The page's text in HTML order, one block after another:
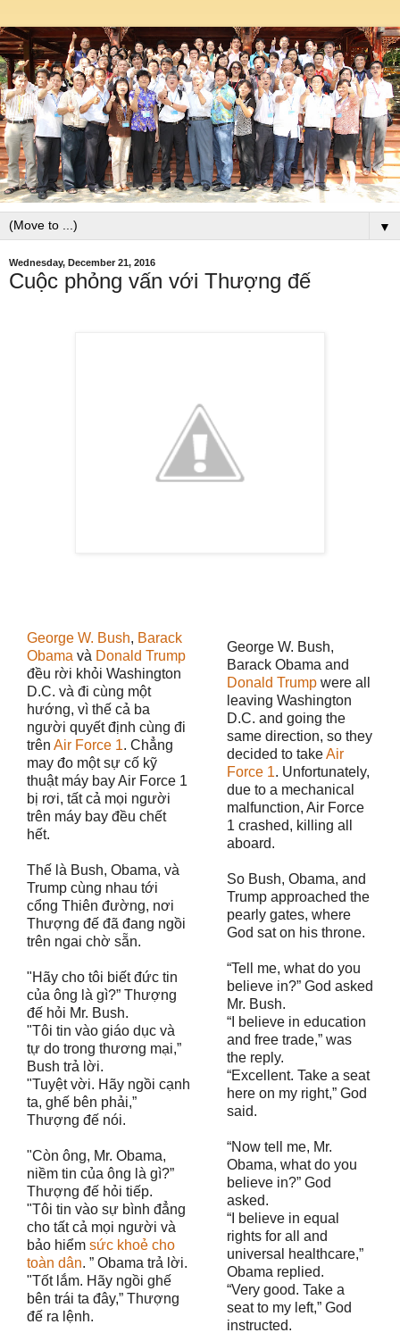
▼
Wednesday, December 21, 2016
Cuộc phỏng vấn với Thượng đế
George W. Bush, Barack
Obama và Donald Trump
đều rời khỏi Washington
D.C. và đi cùng một
hướng, vì thế cả ba
người quyết định cùng đi
trên Air Force 1. Chẳng
may đo một sự cố kỹ
thuật máy bay Air Force 1
bị rơi, tất cả mọi người
trên máy bay đều chết
hết.
Thế là Bush, Obama, và
Trump cùng nhau tới
cổng Thiên đường, nơi
Thượng đế đã đang ngồi
trên ngai chờ sẵn.
"Hãy cho tôi biết đức tin
của ông là gì?” Thượng
đế hỏi Mr. Bush.
"Tôi tin vào giáo dục và
tự do trong thương mại,”
Bush trả lời.
"Tuyệt vời. Hãy ngồi cạnh
ta, ghế bên phải,”
Thượng đế nói.
"Còn ông, Mr. Obama,
niềm tin của ông là gì?”
Thượng đế hỏi tiếp.
"Tôi tin vào sự bình đẳng
cho tất cả mọi người và
bảo hiểm sức khoẻ cho
toàn dân. ” Obama trả lời.
"Tốt lắm. Hãy ngồi ghế
bên trái ta đây,” Thượng
đế ra lệnh.
George W. Bush,
Barack Obama and
Donald Trump were all
leaving Washington
D.C. and going the
same direction, so they
decided to takeAir
Force 1. Unfortunately,
due to a mechanical
malfunction, Air Force
1 crashed, killing all
aboard.
So Bush, Obama, and
Trump approached the
pearly gates, where
God sat on his throne.
“Tell me, what do you
believe in?” God asked
Mr. Bush.
“I believe in education
and free trade,” was
the reply.
“Excellent. Take a seat
here on my right,” God
said.
“Now tell me, Mr.
Obama, what do you
believe in?” God
asked.
“I believe in equal
rights for all and
universal healthcare,”
Obama replied.
“Very good. Take a
seat to my left,” God
instructed.